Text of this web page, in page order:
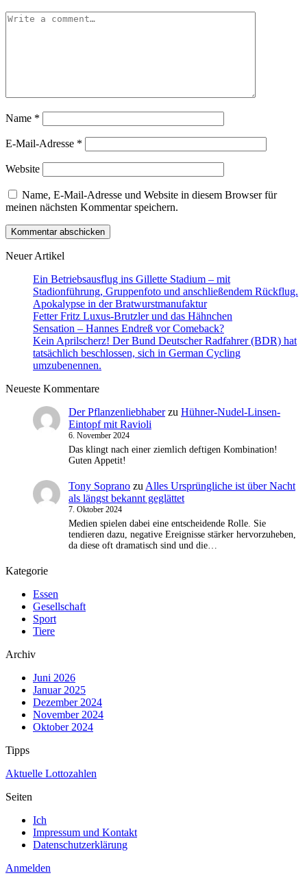
Name *
E-Mail-Adresse *
Website
Name, E-Mail-Adresse und Website in diesem Browser für
meinen nächsten Kommentar speichern.
Neuer Artikel
Ein Betriebsausflug ins Gillette Stadium – mit
Stadionführung, Gruppenfoto und anschließendem Rückflug.
Apokalypse in der Bratwurstmanufaktur
Fetter Fritz Luxus-Brutzler und das Hähnchen
Sensation – Hannes Endreß vor Comeback?
Kein Aprilscherz! Der Bund Deutscher Radfahrer (BDR) hat
tatsächlich beschlossen, sich in German Cycling
umzubenennen.
Neueste Kommentare
Der Pflanzenliebhaberzu Hühner-Nudel-Linsen-
Eintopf mit Ravioli
6. November 2024
Das klingt nach einer ziemlich deftigen Kombination!
Guten Appetit!
Tony Soprano zu Alles Ursprüngliche ist über Nacht
als längst bekannt geglättet
7. Oktober 2024
Medien spielen dabei eine entscheidende Rolle. Sie
tendieren dazu, negative Ereignisse stärker hervorzuheben,
da diese oft dramatisch sind und die…
Kategorie
Essen
Gesellschaft
Sport
Tiere
Archiv
Juni 2026
Januar 2025
Dezember 2024
November 2024
Oktober 2024
Tipps
Aktuelle Lottozahlen
Seiten
Ich
Impressum und Kontakt
Datenschutzerklärung
Anmelden